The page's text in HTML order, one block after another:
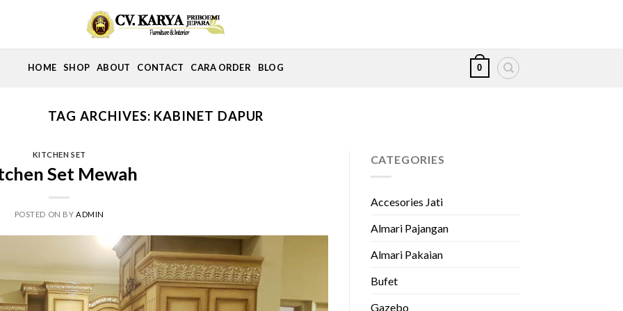
HOME SHOP ABOUT CONTACT CARA ORDER BLOG 0
TAG ARCHIVES: KABINET DAPUR
KITCHEN SET
Set Mewah
POSTED ON BY ADMIN
CATEGORIES
Accesories Jati
Almari Pajangan
Almari Pakaian
Bufet
Gazebo